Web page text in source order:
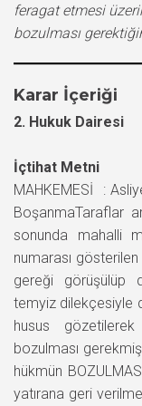
feragat etmesi
bozulması
Karar İçeriği
2. Hukuk Dairesi
İçtihat Metni
MAHKEMESİ :
BoşanmaTaraflar
sonunda mahalli
numarası
gereği görüşülüp
temyiz dilekçesiyle
husus
bozulması
hükmün
yatırana geri